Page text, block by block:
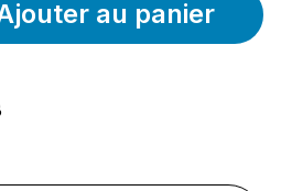
au panier